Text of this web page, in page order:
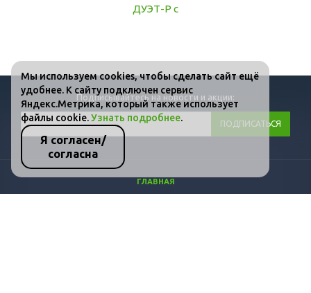
Подписывайтесь на новости и акции:
ГЛАВНАЯ
Мы используем cookies, чтобы сделать сайт ещё
удобнее. К сайту подключен сервис
Яндекс.Метрика, который также использует
файлы cookie.Узнать подробнее.
Я согласен/
согласна